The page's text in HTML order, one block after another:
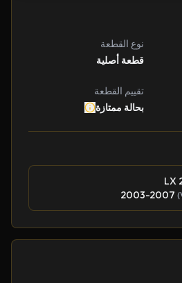
نوع القطعة
قطعة أصلية
تقييم القطعة
بحالة ممتازة